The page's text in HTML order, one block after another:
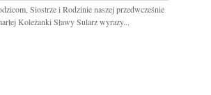
Siostrze i Rodzinie naszej przedwcześnie
Koleżanki Sławy Sularz wyrazy...